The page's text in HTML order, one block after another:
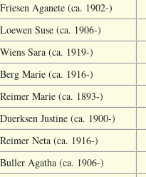
Friesen Aganete (ca. 1902-)
Loewen Suse (ca. 1906-)
Wiens Sara (ca. 1919-)
Berg Marie (ca. 1916-)
Reimer Marie (ca. 1893-)
Duerksen Justine (ca. 1900-)
Reimer Neta (ca. 1916-)
Buller Agatha (ca. 1906-)